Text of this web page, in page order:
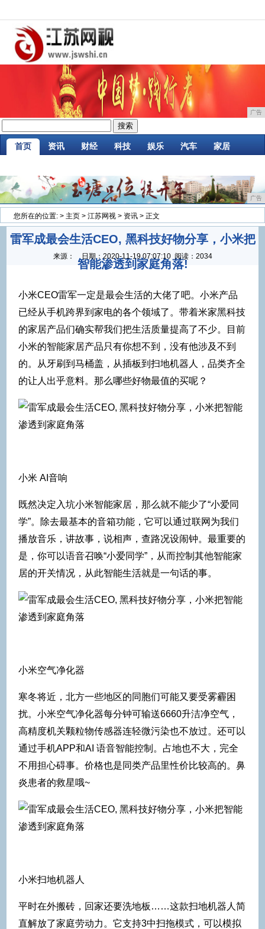
广告
首页 资讯 财经 科技 娱乐 汽车 家居
广告
您所在的位置: > 主页 > 江苏网视 > 资讯 > 正文
雷军成最会生活CEO, 黑科技好物分享，小米把
智能渗透到家庭角落!
来源： 日期： 2020-11-19 07:07:10 阅读：2034
小米CEO雷军一定是最会生活的大佬了吧。小米产品
已经从手机跨界到家电的各个领域了。带着米家黑科技
的家居产品们确实帮我们把生活质量提高了不少。目前
小米的智能家居产品只有你想不到，没有他涉及不到
的。从牙刷到马桶盖，从插板到扫地机器人，品类齐全
的让人出乎意料。那么哪些好物最值的买呢？
小米 AI音响
既然决定入坑小米智能家居，那么就不能少了“小爱同
学”。除去最基本的音箱功能，它可以通过联网为我们
播放音乐，讲故事，说相声，查路况设闹钟。最重要的
是，你可以语音召唤“小爱同学”，从而控制其他智能家
居的开关情况，从此智能生活就是一句话的事。
小米空气净化器
寒冬将近，北方一些地区的同胞们可能又要受雾霾困
扰。小米空气净化器每分钟可输送6660升洁净空气，
高精度机关颗粒物传感器连轻微污染也不放过。还可以
通过手机APP和AI 语音智能控制。占地也不大，完全
不用担心碍事。价格也是同类产品里性价比较高的。鼻
炎患者的救星哦~
小米扫地机器人
平时在外搬砖，回家还要洗地板……这款扫地机器人简
直解放了家庭劳动力。它支持3中扫拖模式，可以模拟